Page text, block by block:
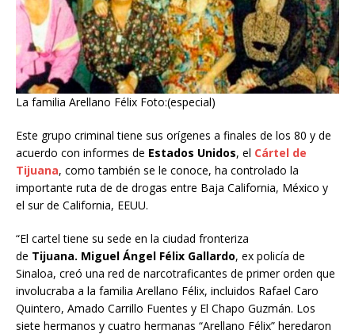
La familia Arellano Félix Foto:(especial)
Este grupo criminal tiene sus orígenes a finales de los 80 y de
acuerdo con informes de Estados Unidos, el Cártel de
Tijuana, como también se le conoce, ha controlado la
importante ruta de de drogas entre Baja California, México y
el sur de California, EEUU.
“El cartel tiene su sede en la ciudad fronteriza
de Tijuana. Miguel Ángel Félix Gallardo, ex policía de
Sinaloa, creó una red de narcotraficantes de primer orden que
involucraba a la familia Arellano Félix, incluidos Rafael Caro
Quintero, Amado Carrillo Fuentes y El Chapo Guzmán. Los
siete hermanos y cuatro hermanas “Arellano Félix” heredaron